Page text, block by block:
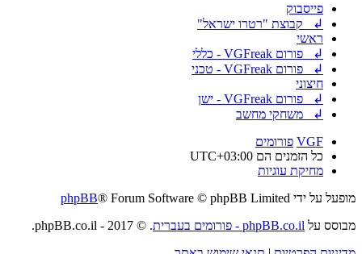
פייסבוק
↲ קבוצת "רטרו ישראל"
ראשי
↲ פורום VGFreak - כללי
↲ פורום VGFreak - טכני
חיצוני
↲ פורום VGFreak - ישן
↲ משחקי מחשב
VGF פורומים
כל הזמנים הם UTC+03:00
מחיקת עוגיות
מופעל על ידי
phpBB® Forum Software © phpBB Limited
מבוסס על phpBB.co.il - פורומים בעברית
. © 2017 - phpBB.co.il.